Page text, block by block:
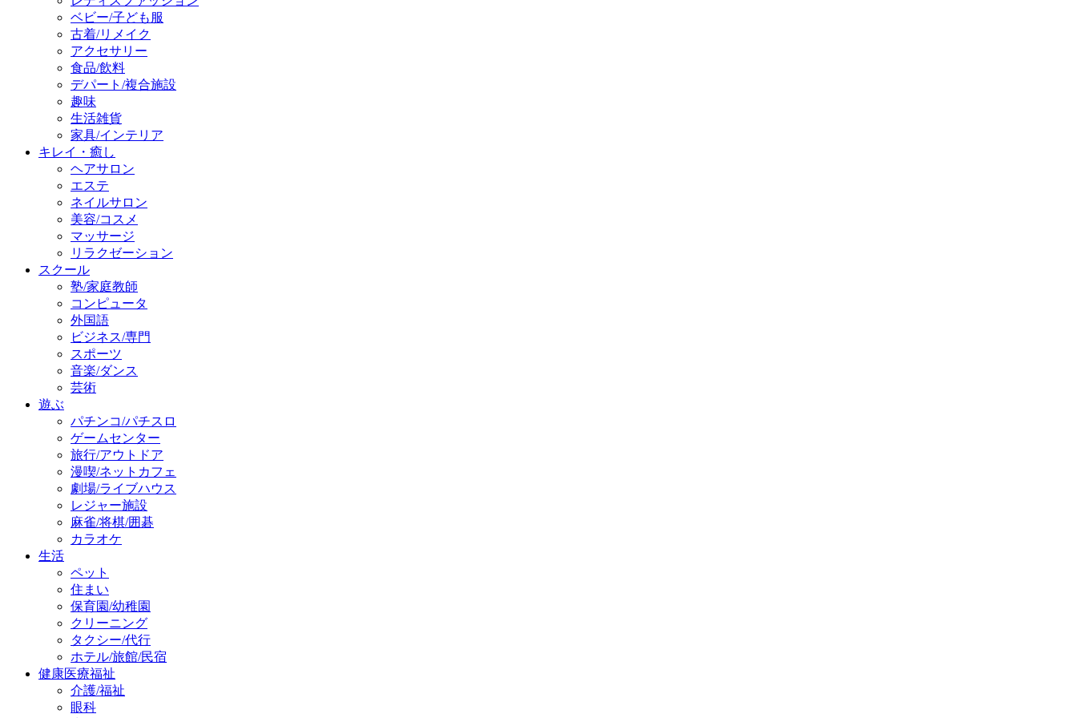
ベビー/子ども服
古着/リメイク
アクセサリー
食品/飲料
デパート/複合施設
趣味
生活雑貨
家具/インテリア
キレイ・癒し
ヘアサロン
エステ
ネイルサロン
美容/コスメ
マッサージ
リラクゼーション
スクール
塾/家庭教師
コンピュータ
外国語
ビジネス/専門
スポーツ
音楽/ダンス
芸術
遊ぶ
パチンコ/パチスロ
ゲームセンター
旅行/アウトドア
漫喫/ネットカフェ
劇場/ライブハウス
レジャー施設
麻雀/将棋/囲碁
カラオケ
生活
ペット
住まい
保育園/幼稚園
クリーニング
タクシー/代行
ホテル/旅館/民宿
健康医療福祉
介護/福祉
眼科